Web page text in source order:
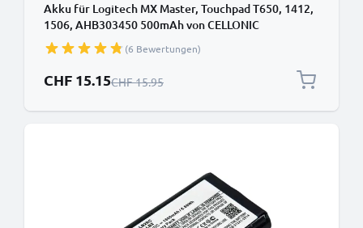
Akku für Logitech MX Master, Touchpad T650, 1412,
1506, AHB303450 500mAh von CELLONIC
(6 Bewertungen)
Sonderpreis
CHF 15.15Regulärer Preis
CHF 15.95